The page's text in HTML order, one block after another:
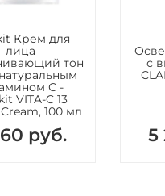
Крем для
лица
тон
С -
VITA-C 13
100 мл
руб.
с
5